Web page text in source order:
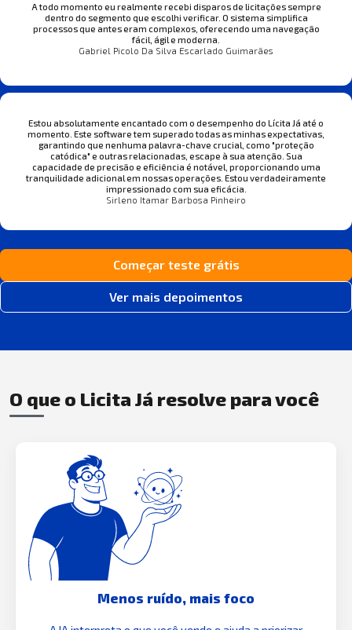
A todo momento eu realmente recebi disparos de licitações sempre
dentro do segmento que escolhi verificar. O sistema simplifica
processos que antes eram complexos, oferecendo uma navegação
fácil, ágil e moderna.
Gabriel Picolo Da Silva Escarlado Guimarães
Estou absolutamente encantado com o desempenho do Lícita Já até o
momento. Este software tem superado todas as minhas expectativas,
garantindo que nenhuma palavra-chave crucial, como "proteção
catódica" e outras relacionadas, escape à sua atenção. Sua
capacidade de precisão e eficiência é notável, proporcionando uma
tranquilidade adicional em nossas operações. Estou verdadeiramente
impressionado com sua eficácia.
Sirleno Itamar Barbosa Pinheiro
Começar teste grátis
Ver mais depoimentos
O que o Licita Já resolve para você
Menos ruído, mais foco